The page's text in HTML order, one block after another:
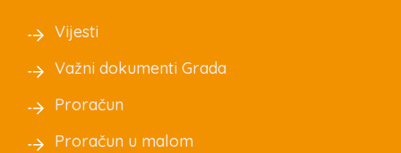
Vijesti
Važni dokumenti Grada
Proračun
Proračun u malom